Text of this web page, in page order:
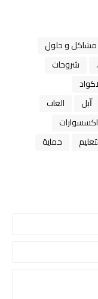
مشاكل و حلول
شروحات
ﺁﺑﻞ
العاب
اكسسوارات
حماية